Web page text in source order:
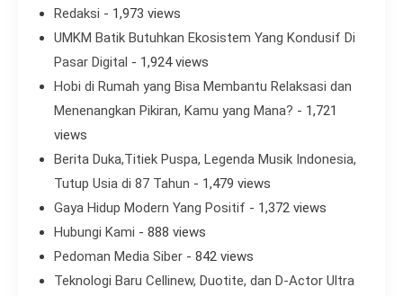
Redaksi - 1,973 views
UMKM Batik Butuhkan Ekosistem Yang Kondusif Di
Pasar Digital - 1,924 views
Hobi di Rumah yang Bisa Membantu Relaksasi dan
Menenangkan Pikiran, Kamu yang Mana? - 1,721
views
Berita Duka,Titiek Puspa, Legenda Musik Indonesia,
Tutup Usia di 87 Tahun - 1,479 views
Gaya Hidup Modern Yang Positif - 1,372 views
Hubungi Kami - 888 views
Pedoman Media Siber - 842 views
Teknologi Baru Cellinew, Duotite, dan D-Actor Ultra